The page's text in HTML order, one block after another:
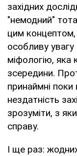
західних
"немодний"
цим
особливу
міфологію, яка
зсередини.
принаймні
нездатність
зрозуміти, з
справу.
І ще раз: